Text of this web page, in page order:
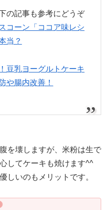
の記事も参考にどうぞ
コーン「ココア味レシ
当？
豆乳ヨーグルトケーキ
や腸内改善！
を壊しますが、米粉は生で
してケーキも焼けます^^
しいのもメリットです。